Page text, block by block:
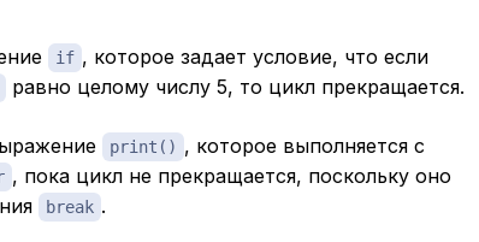
if , которое задает условие, что если
равно целому числу 5, то цикл прекращается.
print() , которое выполняется с
, пока цикл не прекращается, поскольку оно
break .